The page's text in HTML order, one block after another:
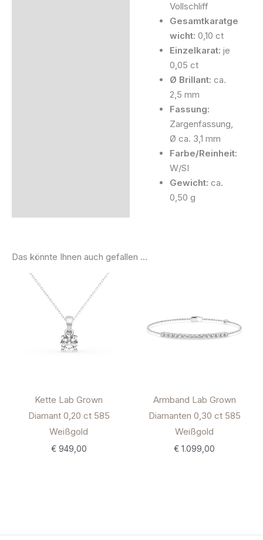
Vollschliff
Gesamtkaratge
wicht: 0,10 ct
Einzelkarat: je
0,05 ct
Ø Brillant: ca.
2,5 mm
Fassung:
Zargenfassung,
Ø ca. 3,1 mm
Farbe/Reinheit:
W/SI
Gewicht: ca.
0,50 g
Das könnte Ihnen auch gefallen …
Kette Lab Grown
Diamant 0,20 ct 585
Weißgold
€949,00
Armband Lab Grown
Diamanten 0,30 ct 585
Weißgold
€ 1.099,00